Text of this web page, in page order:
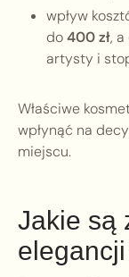
wpływ
do400 zł,
artysty i
Właściwe
wpłynąć na
miejscu.
Jakie są